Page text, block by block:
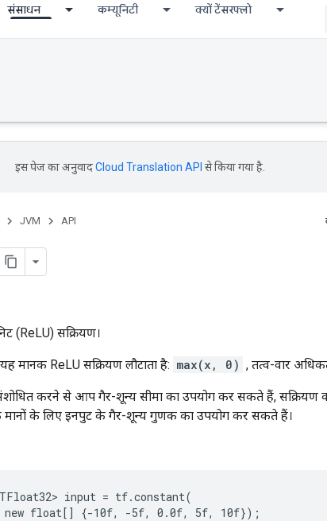
संसाधन कम्यूनिटी क्यों टेंसरफ्लो
इस पेज का अनुवादCloud Translation API से किया गया है.
JVM API
(ReLU) सक्रियण।
मानक ReLU सक्रियण लौटाता है: max(x, 0) , तत्व-वार
संशोधित करने से आप गैर-शून्य सीमा का उपयोग कर सकते हैं,
मानों के लिए इनपुट के गैर-शून्य गुणक का उपयोग कर सकते हैं।
input = tf.constant(
new float[] {-10f, -5f, 0.0f, 5f, 10f});